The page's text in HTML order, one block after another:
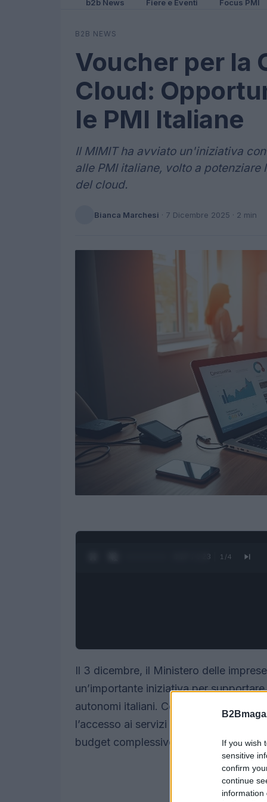
If you wish
sensitive
confirm
continue
information
b2b News Fiere e Eventi Focus PMI
B2B NEWS
Voucher per la
Cloud:
le PMI Italiane
Il MIMIT ha avviato un'iniziativa
alle PMI italiane, volto a
del cloud.
Bianca Marchesi · 7 Dicembre 2025 · 2 min
0:28 / 1:23 1 /4
Il 3 dicembre, il Ministero delle
un’importante iniziativa per
autonomi italiani. Con l’intento di
l’accesso ai servizi cloud, è stato
budget complessivo di
150 milioni di